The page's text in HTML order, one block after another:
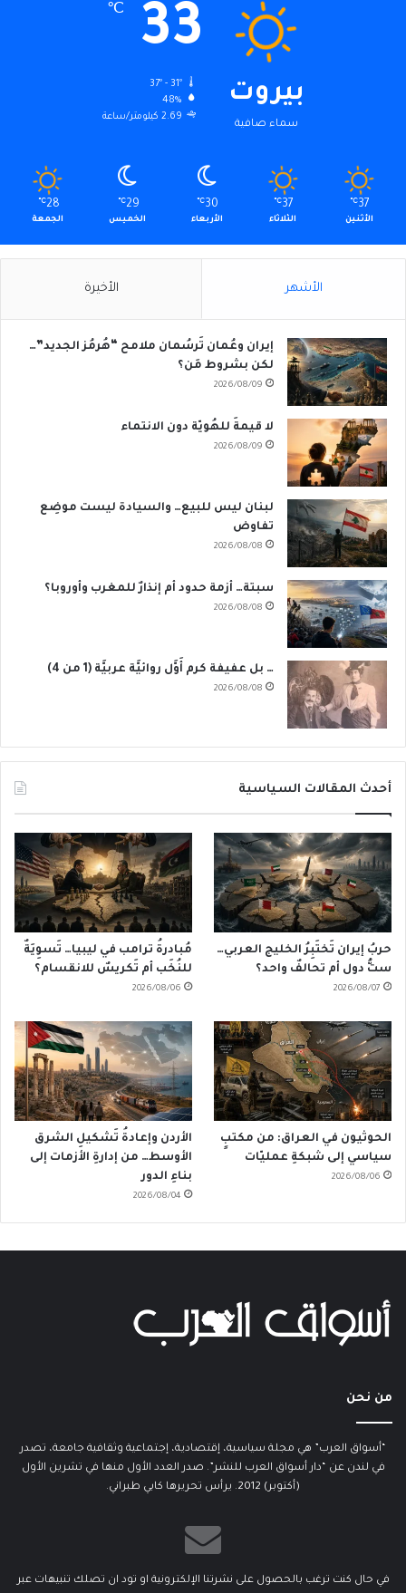
بيروت
سماء صافية
33
℃
37º - 31º
48%
2.69 كيلومتر/ساعة
37
℃
الأثنين
37
℃
الثلاثاء
30
℃
الأربعاء
29
℃
الخميس
28
℃
الجمعة
الأشهر الأخيرة
إيران وعُمان تَرسُمان ملامح “هُرمُز الجديد”…
لكن بشروط مَن؟
2026/08/09
لا قيمةَ للهُويّة دون الانتماء
2026/08/09
لبنان ليس للبيع… والسيادة ليست موضِع
تفاوض
2026/08/08
سبتة… أزمة حدود أم إنذارٌ للمغرب وأوروبا؟
2026/08/08
… بل عفيفة كرم أَوَّل روائيَّة عربيَّة (1 من 4)
2026/08/08
أحدث المقالات السياسية
حربُ إيران تَختَبِرُ الخليج العربي…
ستُّ دول أم تحالفٌ واحد؟
2026/08/07
مُبادرةُ ترامب في ليبيا… تَسوِيَةٌ
للنُخَب أم تَكريسٌ للانقسام؟
2026/08/06
الحوثيون في العراق: من مكتبٍ
سياسي إلى شبكةِ عمليّات
2026/08/06
الأردن وإعادةُ تَشكيلِ الشرق
الأوسط… من إدارةِ الأزمات إلى
بناءِ الدور
2026/08/04
من نحن
“أسواق العرب” هي مجلة سياسية، إقتصادية، إجتماعية وثقافية جامعة، تصدر
في لندن عن “دار أسواق العرب للنشر”. صدر العدد الأول منها في تشرين الأول
(أكتوبر) 2012. يرأس تحريرها كابي طبراني.
في حال كنت ترغب بالحصول على نشرتنا الإلكترونية او تود ان تصلك تنبيهات عبر